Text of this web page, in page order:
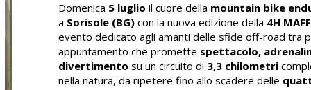
Domenica 5 luglio il cuore della mountain bike
a Sorisole (BG) con la nuova edizione della 4H
evento dedicato agli amanti delle sfide off-road tra
appuntamento che promette spettacolo,
divertimento su un circuito di 3,3 chilometri
nella natura, da ripetere fino allo scadere delle